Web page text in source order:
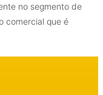
no segmento de
comercial que é